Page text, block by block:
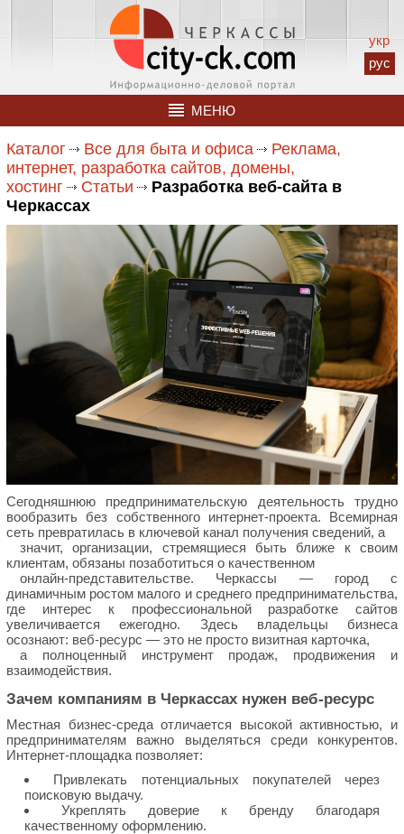
укр
рус
МЕНЮ
Каталог Все для быта и офиса
Реклама,
интернет, разработка сайтов, домены,
хостинг
Статьи
Разработка веб-сайта в
Черкассах
Сегодняшнюю предпринимательскую деятельность трудно
вообразить без собственного интернет-проекта. Всемирная
сеть превратилась в ключевой канал получения сведений, а
значит, организации, стремящиеся быть ближе к своим
клиентам, обязаны позаботиться о качественном
онлайн-представительстве. Черкассы — город с
динамичным ростом малого и среднего предпринимательства,
где интерес к профессиональной разработке сайтов
увеличивается ежегодно. Здесь владельцы бизнеса
осознают: веб-ресурс — это не просто визитная карточка,
а полноценный инструмент продаж, продвижения и
взаимодействия.
Зачем компаниям в Черкассах нужен веб-ресурс
Местная бизнес-среда отличается высокой активностью, и
предпринимателям важно выделяться среди конкурентов.
Интернет-площадка позволяет:
Привлекать потенциальных покупателей через
поисковую выдачу.
Укреплять доверие к бренду благодаря
качественному оформлению.